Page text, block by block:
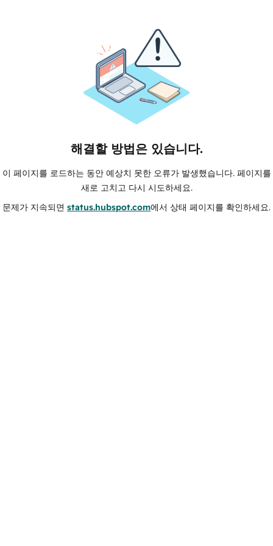
해결할 방법은 있습니다.
이 페이지를 로드하는 동안 예상치 못한 오류가 발생했습니다. 페이지를
새로 고치고 다시 시도하세요.
문제가 지속되면 status.hubspot.com에서 상태 페이지를 확인하세요.